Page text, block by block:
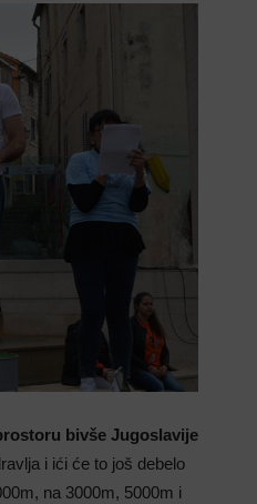
bivše Jugoslavije
i ići će to još debelo
na 3000m, 5000m i